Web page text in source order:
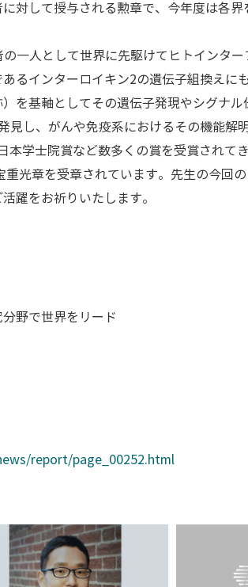
対して授与される勲章で、今年度は各
一人として世界に先駆けてヒトインタ
るインターロイキン2の遺伝子組換えに
を基軸としてその遺伝子発現やシグナ
し、がんや免疫系におけるその機能解
本学士院賞など数多くの賞を受賞されて
光章を受章されています。先生の今回
躍をお祈りいたします。
野で世界をリード
report/page_00252.html